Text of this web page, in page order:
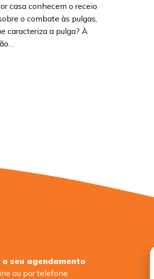
casa conhecem o receio
o combate às pulgas,
caracteriza a pulga? À
o seu agendamento
ou por telefone